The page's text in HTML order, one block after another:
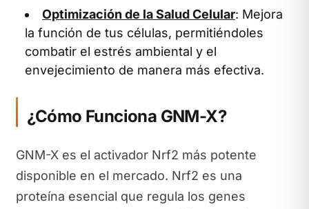
Optimización de la Salud Celular: Mejora
la función de tus células, permitiéndoles
combatir el estrés ambiental y el
envejecimiento de manera más efectiva.
¿Cómo Funciona GNM-X?
GNM-X es el activador Nrf2 más potente
disponible en el mercado. Nrf2 es una
proteína esencial que regula los genes